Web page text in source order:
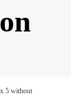
5 without